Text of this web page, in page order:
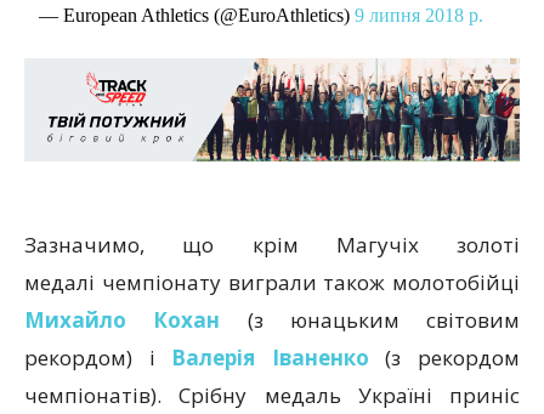
— European Athletics (@EuroAthletics)9 липня 2018 р.
Зазначимо, що крім Магучіх золоті
медалі чемпіонату виграли також молотобійці
Михайло Кохан (з юнацьким світовим
рекордом) і Валерія Іваненко (з рекордом
чемпіонатів). Срібну медаль Україні приніс